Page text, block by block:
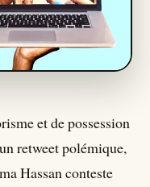
et de possession
retweet polémique,
Hassan conteste